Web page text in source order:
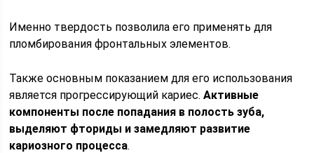
Именно твердость позволила его применять для
пломбирования фронтальных элементов.
Также основным показанием для его использования
является прогрессирующий кариес.Активные
компоненты после попадания в полость зуба,
выделяют фториды и замедляют развитие
кариозного процесса.